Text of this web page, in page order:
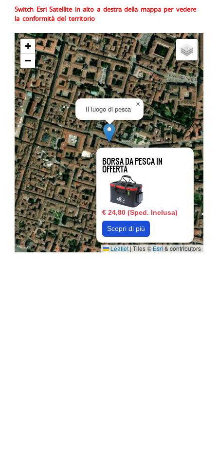
Switch Esri Satellite in alto a destra della mappa per vedere
la conformità del territorio
BORSA DA PESCA IN
OFFERTA
€ 24,80 (Sped. Inclusa)
Scopri di più
Il luogo di pesca
×
+
−
Leaflet |Tiles ©Esri & contributors